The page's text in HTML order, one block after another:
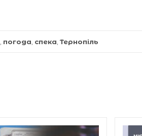
погода спека Тернопіль